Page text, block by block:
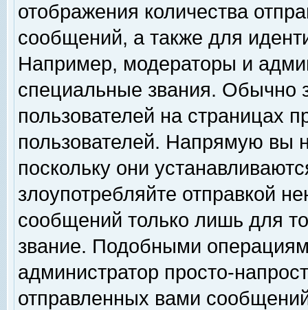
отображения количества
сообщений, а также для
Например, модераторы и
специальные звания. Обычно
пользователей на страницах
пользователей. Напрямую вы
поскольку они
злоупотребляйте отправкой
сообщений только лишь для
звание. Подобными
администратор просто-
отправленных вами